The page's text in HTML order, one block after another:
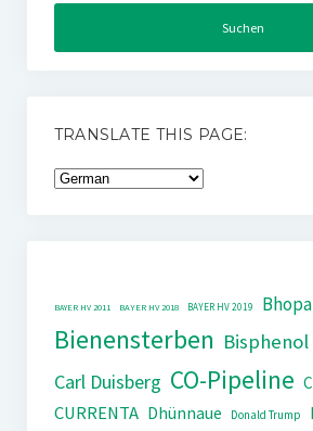
TRANSLATE THIS PAGE:
BAYER HV 2011 BAYER HV 2018 BAYER HV 2019
Bienensterben Bisphenol
Carl Duisberg CO-Pipeline
CURRENTA Dhünnaue Donald Trump